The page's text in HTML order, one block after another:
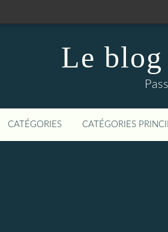
Le blog
CATÉGORIES CATÉGORIES